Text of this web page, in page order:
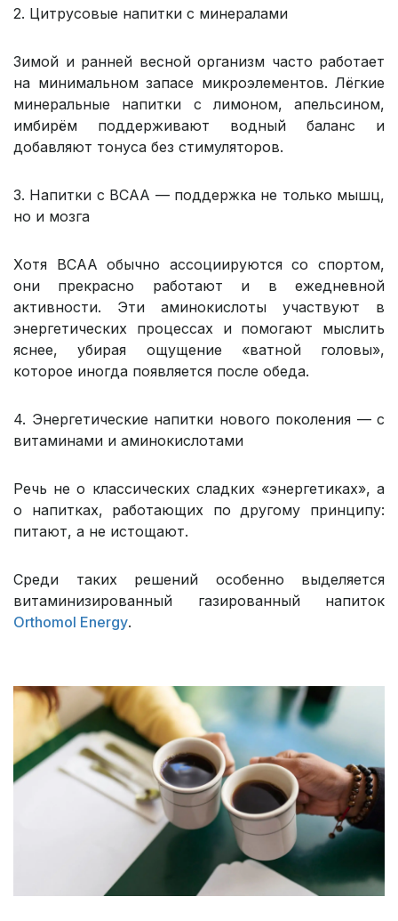
2. Цитрусовые напитки с минералами
Зимой и ранней весной организм часто работает
на минимальном запасе микроэлементов. Лёгкие
минеральные напитки с лимоном, апельсином,
имбирём поддерживают водный баланс и
добавляют тонуса без стимуляторов.
3. Напитки с BCAA — поддержка не только мышц,
но и мозга
Хотя BCAA обычно ассоциируются со спортом,
они прекрасно работают и в ежедневной
активности. Эти аминокислоты участвуют в
энергетических процессах и помогают мыслить
яснее, убирая ощущение «ватной головы»,
которое иногда появляется после обеда.
4. Энергетические напитки нового поколения — с
витаминами и аминокислотами
Речь не о классических сладких «энергетиках», а
о напитках, работающих по другому принципу:
питают, а не истощают.
Среди таких решений особенно выделяется
витаминизированный газированный напиток
Orthomol Energy.